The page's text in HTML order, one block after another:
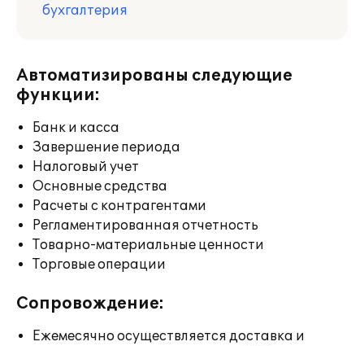
бухгалтерия
Автоматизированы следующие
функции:
Банк и касса
Завершение периода
Налоговый учет
Основные средства
Расчеты с контрагентами
Регламентированная отчетность
Товарно-материальные ценности
Торговые операции
Сопровождение:
Ежемесячно осуществляется доставка и